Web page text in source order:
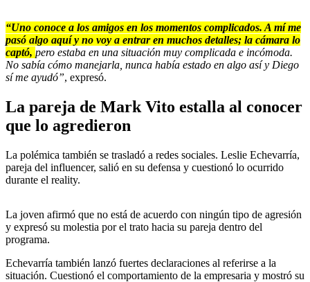
“Uno conoce a los amigos en los momentos complicados. A mí me
pasó algo aquí y no voy a entrar en muchos detalles; la cámara lo
captó, pero estaba en una situación muy complicada e incómoda.
No sabía cómo manejarla, nunca había estado en algo así y Diego
sí me ayudó”, expresó.
La pareja de Mark Vito estalla al conocer
que lo agredieron
La polémica también se trasladó a redes sociales. Leslie Echevarría,
pareja del influencer, salió en su defensa y cuestionó lo ocurrido
durante el reality.
La joven afirmó que no está de acuerdo con ningún tipo de agresión
y expresó su molestia por el trato hacia su pareja dentro del
programa.
Echevarría también lanzó fuertes declaraciones al referirse a la
situación. Cuestionó el comportamiento de la empresaria y mostró su